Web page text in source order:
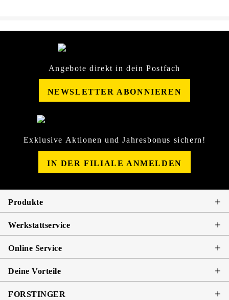
Angebote direkt in dein Postfach
NEWSLETTER ABONNIEREN
Exklusive Aktionen und Jahresbonus sichern!
IN DER FILIALE ANMELDEN
Produkte
Werkstattservice
Online Service
Deine Vorteile
FORSTINGER